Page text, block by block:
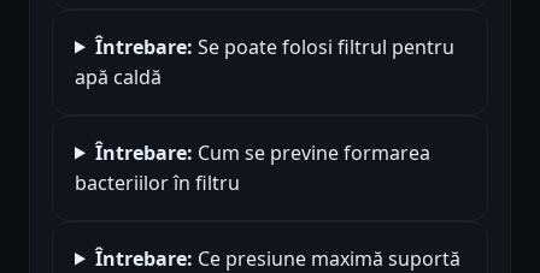
Întrebare: Se poate folosi filtrul pentru
apă caldă
Întrebare: Cum se previne formarea
bacteriilor în filtru
Întrebare: Ce presiune maximă suportă